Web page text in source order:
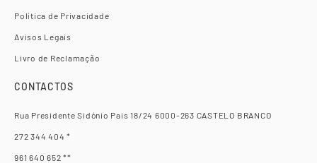
Política de Privacidade
Avisos Legais
Livro de Reclamação
CONTACTOS
Rua Presidente Sidónio Pais 18/24 6000-263 CASTELO BRANCO
272 344 404 *
961 640 652 **